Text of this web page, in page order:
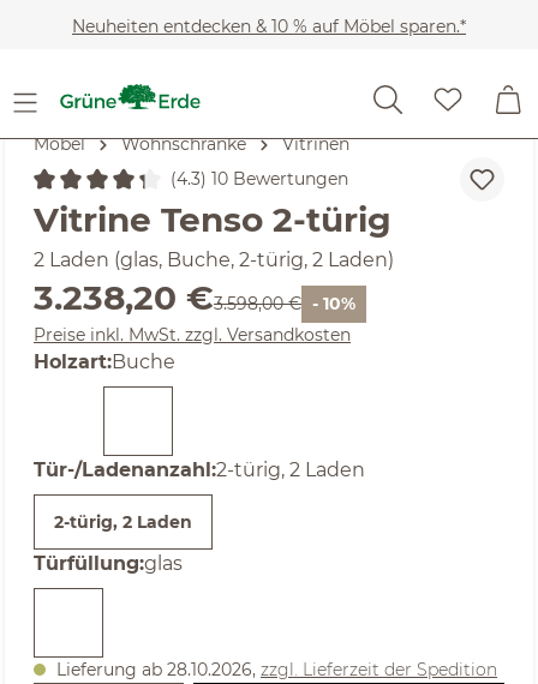
Zum Hauptinhalt springen
Neuheiten entdecken & 10 % auf Möbel sparen.*
Möbel Wohnschränke Vitrinen
Durchschnittliche Bewertung von 4.3 von 5 Sternen
(4.3) 10 Bewertungen
Vitrine Tenso 2-türig
2 Laden (glas, Buche, 2-türig, 2 Laden)
Verkaufspreis:
3.238,20 €Regulärer Preis:
3.598,00 € - 10%
Preise inkl. MwSt. zzgl. Versandkosten
Holzartauswählen
:Buche
Tür-/Ladenanzahlauswählen
:2-türig, 2 Laden
2-türig, 2 Laden
Türfüllungauswählen
:glas
Lieferung ab 28.10.2026, zzgl. Lieferzeit der Spedition